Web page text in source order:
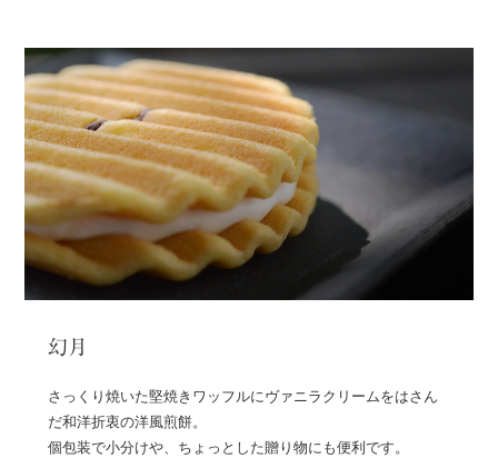
幻月
さっくり焼いた堅焼きワッフルにヴァニラクリームをはさん
だ和洋折衷の洋風煎餅。
個包装で小分けや、ちょっとした贈り物にも便利です。